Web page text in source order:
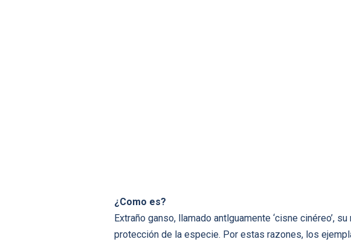
¿Como es?
Extraño ganso, llamado antlguamente ‘cisne cinéreo’,
protección de la especie. Por estas razones, los